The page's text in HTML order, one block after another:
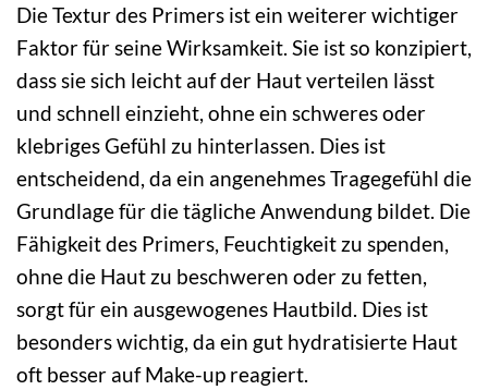
Die Textur des Primers ist ein weiterer wichtiger
Faktor für seine Wirksamkeit. Sie ist so konzipiert,
dass sie sich leicht auf der Haut verteilen lässt
und schnell einzieht, ohne ein schweres oder
klebriges Gefühl zu hinterlassen. Dies ist
entscheidend, da ein angenehmes Tragegefühl die
Grundlage für die tägliche Anwendung bildet. Die
Fähigkeit des Primers, Feuchtigkeit zu spenden,
ohne die Haut zu beschweren oder zu fetten,
sorgt für ein ausgewogenes Hautbild. Dies ist
besonders wichtig, da ein gut hydratisierte Haut
oft besser auf Make-up reagiert.